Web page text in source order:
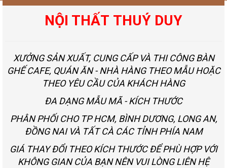
NỘI THẤT THUÝ DUY
XƯỞNG SẢN XUẤT, CUNG CẤP VÀ THI CÔNG BÀN
GHẾ CAFE, QUÁN ĂN - NHÀ HÀNG THEO MẪU HOẶC
THEO YÊU CẦU CỦA KHÁCH HÀNG
ĐA DẠNG MẪU MÃ - KÍCH THƯỚC
PHÂN PHỐI CHO TP HCM, BÌNH DƯƠNG, LONG AN,
ĐỒNG NAI VÀ TẤT CÀ CÁC TỈNH PHÍA NAM
GIÁ THAY ĐỔI THEO KÍCH THƯỚC ĐỂ PHÙ HỢP VỚI
KHÔNG GIAN CỦA BẠN NÊN VUI LÒNG LIÊN HỆ